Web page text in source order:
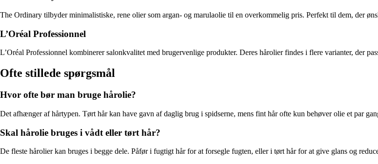
The Ordinary tilbyder minimalistiske, rene olier som argan- og marulaolie til en overkommelig pris. Perfekt til dem, der
L’Oréal Professionnel
L’Oréal Professionnel kombinerer salonkvalitet med brugervenlige produkter. Deres hårolier findes i flere varianter, der
Ofte stillede spørgsmål
Hvor ofte bør man bruge hårolie?
Det afhænger af hårtypen. Tørt hår kan have gavn af daglig brug i spidserne, mens fint hår ofte kun behøver olie et par
Skal hårolie bruges i vådt eller tørt hår?
De fleste hårolier kan bruges i begge dele. Påfør i fugtigt hår for at forsegle fugten, eller i tørt hår for at give glans og